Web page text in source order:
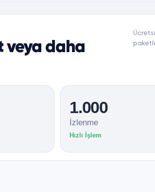
veya daha
1.000
İzlenme
Hızlı İşlem